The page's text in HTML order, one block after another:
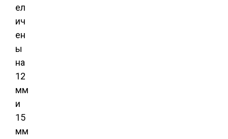
ел
ич
ен
ы
на
12
мм
и
15
мм